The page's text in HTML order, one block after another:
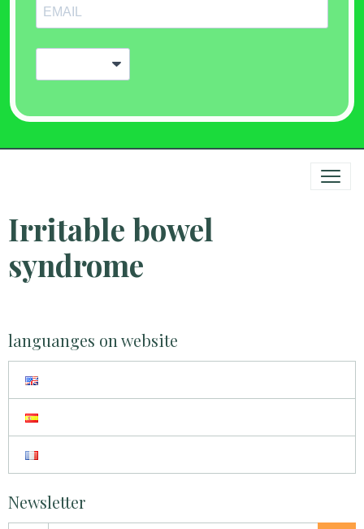
Irritable bowel
syndrome
languanges on website
Newsletter